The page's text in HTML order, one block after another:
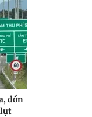
dồn
lụt